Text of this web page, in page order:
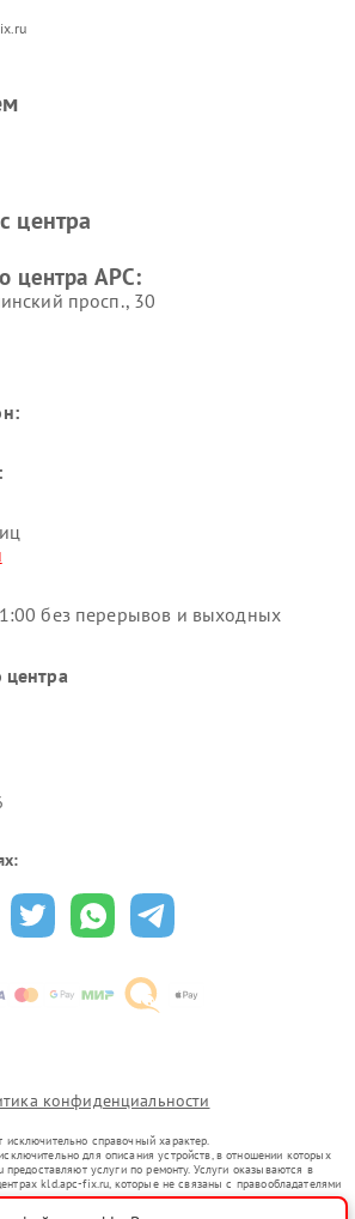
центра
центра APC:
просп., 30
без перерывов и выходных
центра
конфиденциальности
справочный характер.
для описания устройств, в отношении которых
услуги по ремонту. Услуги оказываются в
kld.apc-fix.ru, которые не связаны с правообладателями
представителями.
уже введенных в гражданский оборот в соответствии